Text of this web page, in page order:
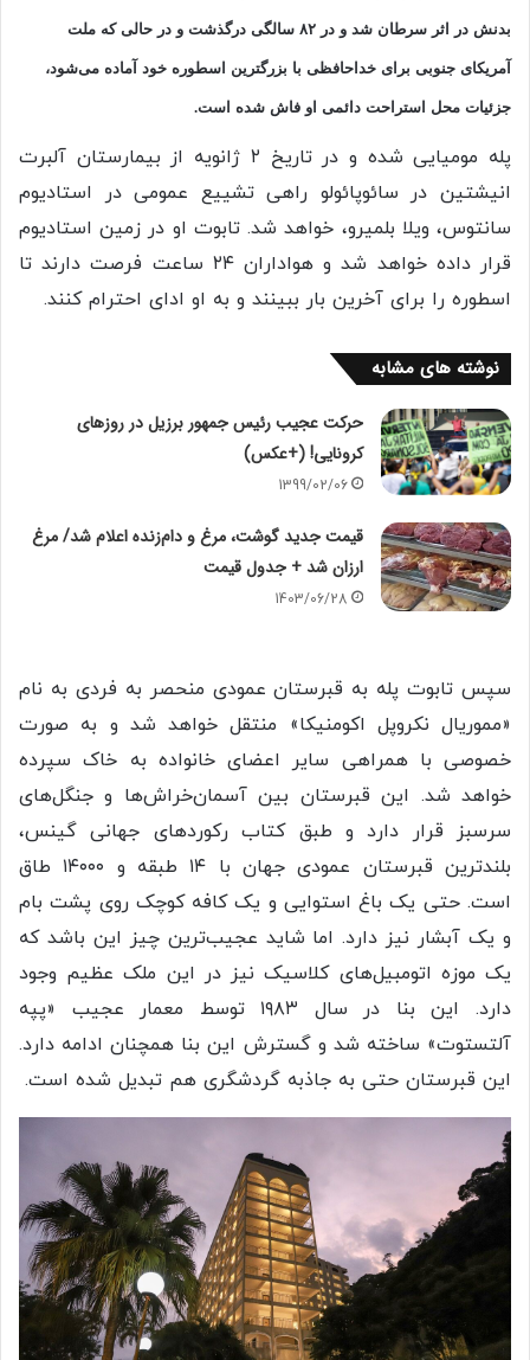
بدنش در اثر سرطان شد و در ۸۲ سالگی درگذشت و در حالی که ملت
آمریکای جنوبی برای خداحافظی با بزرگترین اسطوره خود آماده می‌شود،
جزئیات محل استراحت دائمی او فاش شده است.
پله مومیایی شده و در تاریخ ۲ ژانویه از بیمارستان آلبرت
انیشتین در سائوپائولو راهی تشییع عمومی در استادیوم
سانتوس، ویلا بلمیرو، خواهد شد. تابوت او در زمین استادیوم
قرار داده خواهد شد و هواداران ۲۴ ساعت فرصت دارند تا
اسطوره را برای آخرین بار ببینند و به او ادای احترام کنند.
نوشته های مشابه
حرکت عجیب رئیس جمهور برزیل در روزهای
کرونایی! (+عکس)
1399/02/06
قیمت جدید گوشت، مرغ و دام‌زنده اعلام شد/ مرغ
ارزان شد + جدول قیمت
1403/06/28
سپس تابوت پله به قبرستان عمودی منحصر به فردی به نام
«مموریال نکروپل اکومنیکا» منتقل خواهد شد و به صورت
خصوصی با همراهی سایر اعضای خانواده به خاک سپرده
خواهد شد. این قبرستان بین آسمان‌خراش‌ها و جنگل‌های
سرسبز قرار دارد و طبق کتاب رکوردهای جهانی گینس،
بلندترین قبرستان عمودی جهان با ۱۴ طبقه و ۱۴۰۰۰ طاق
است. حتی یک باغ استوایی و یک کافه کوچک روی پشت بام
و یک آبشار نیز دارد. اما شاید عجیب‌ترین چیز این باشد که
یک موزه اتومبیل‌های کلاسیک نیز در این ملک عظیم وجود
دارد. این بنا در سال ۱۹۸۳ توسط معمار عجیب «پپه
آلتستوت» ساخته شد و گسترش این بنا همچنان ادامه دارد.
این قبرستان حتی به جاذبه گردشگری هم تبدیل شده است.